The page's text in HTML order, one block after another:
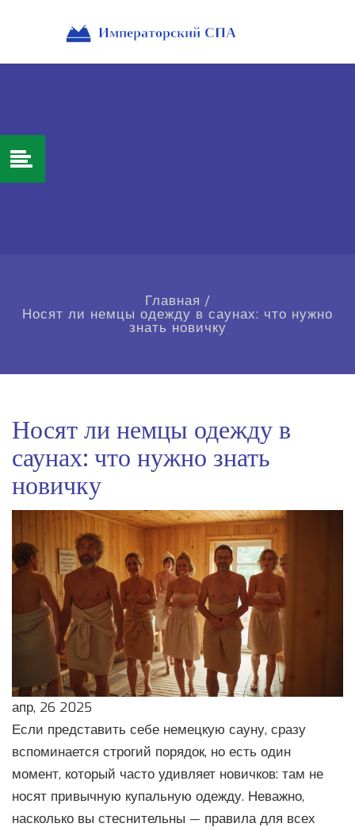
Главная /
Носят ли немцы одежду в саунах: что нужно
знать новичку
Носят ли немцы одежду в
саунах: что нужно знать
новичку
апр, 26 2025
Если представить себе немецкую сауну, сразу
вспоминается строгий порядок, но есть один
момент, который часто удивляет новичков: там не
носят привычную купальную одежду. Неважно,
насколько вы стеснительны — правила для всех